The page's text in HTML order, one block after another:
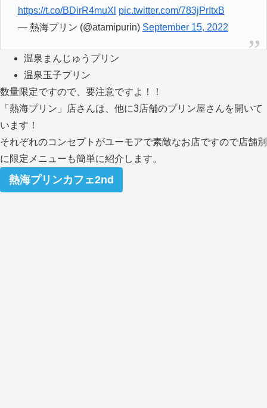
https://t.co/BDirR4muXl pic.twitter.com/783jPrItxB
— 熱海プリン (@atamipurin) September 15, 2022
温泉まんじゅうプリン
温泉玉子プリン
数量限定ですので、要注意ですよ！！
「熱海プリン」店さんは、他に3店舗のプリン屋さんを開いて
います！
それぞれのコンセプトがユーモアで素敵なお店ですので店舗別
に限定メニューも簡単に紹介します。
熱海プリンカフェ2nd